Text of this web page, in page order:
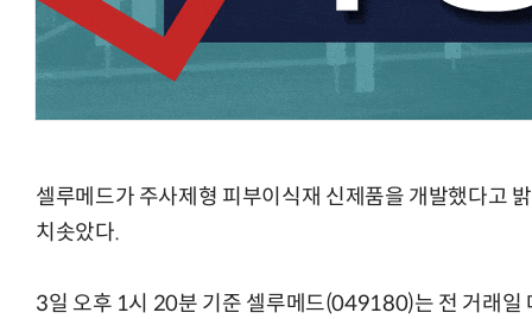
셀루메드가 주사제형 피부이식재 신제품을 개발했다고
치솟았다.
3일 오후 1시 20분 기준 셀루메드(049180)는 전 거래